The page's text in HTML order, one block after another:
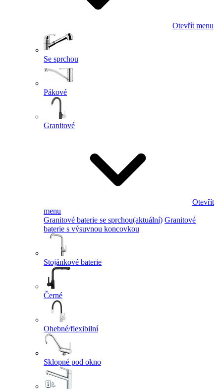
Otevřít menu
Se sprchou
Pákové
Granitové
Otevřít
menu
Granitové baterie se sprchou(aktuální) Granitové
baterie s výsuvnou koncovkou
Stojánkové baterie
Černé
Ohebné/flexibilní
Sklopné pod okno